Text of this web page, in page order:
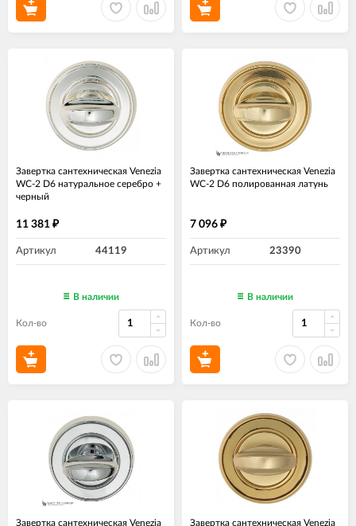
Завертка сантехническая Venezia
WC-2 D6 натуральное серебро +
черный
11 381 ₽
Артикул 44119
В наличии
Кол-во
Завертка сантехническая Venezia
WC-2 D6 полированная латунь
7 096 ₽
Артикул 23390
В наличии
Кол-во
Завертка сантехническая Venezia Завертка сантехническая Venezia